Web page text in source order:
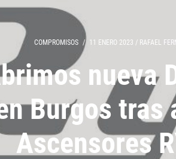
COMPROMISOS / 11 ENERO 2023 / RAFAEL
nueva
Burgos tras
Ascensores